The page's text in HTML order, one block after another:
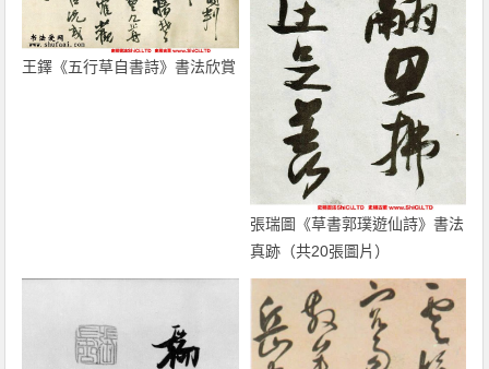
王鐸《五行草自書詩》書法欣賞
張瑞圖《草書郭璞遊仙詩》書法
真跡（共20張圖片）